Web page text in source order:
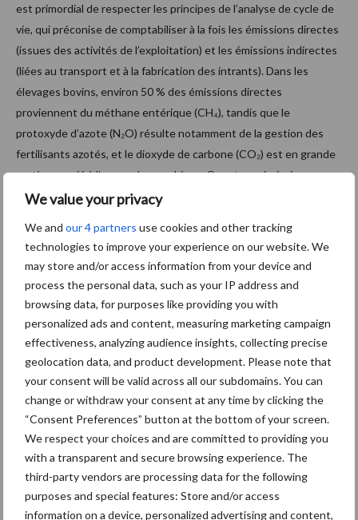
We value your privacy
We and our 4 partners use cookies and other tracking
technologies to improve your experience on our website. We
may store and/or access information from your device and
process the personal data, such as your IP address and
browsing data, for purposes like providing you with
personalized ads and content, measuring marketing campaign
effectiveness, analyzing audience insights, collecting precise
geolocation data, and product development. Please note that
your consent will be valid across all our subdomains. You can
change or withdraw your consent at any time by clicking the
“Consent Preferences” button at the bottom of your screen.
We respect your choices and are committed to providing you
with a transparent and secure browsing experience. The
third-party vendors are processing data for the following
purposes and special features: Store and/or access
information on a device, personalized advertising and content,
est primordial de respecter les principes de l’analyse de cycle de
vie, qui préconise de comptabiliser à la fois les émissions directes
(issues des activités de l’exploitation) et les émissions indirectes
(liées au transport et à la fabrication des intrants). Dans les
élevages bovins, environ 50 % des émissions directes
proviennent du méthane entérique (CH₄), tandis que le
protoxyde d’azote (N₂O) résulte notamment de la gestion des
fertilisants azotés, et le dioxyde de carbone (CO₂) est en grande
partie associé à l’usage des machines. Quant aux émissions
indirectes, elles représentent en moyenne 20 % des émissions
En Wallonie, l’outil DECiDE, développé par le CRA-W, est utilisé
pour évaluer le bilan carbone des exploitations agricoles et
analyser leur durabilité à travers des indicateurs
environnementaux, économiques et sociaux. Accessible
gratuitement, il s’adresse aux exploitations bovines (lait et
viande), ovines (lait et viande), de grandes cultures et mixtes,
région.
Une alimentation moins méthanogène
L’alimentation a-t-elle une influence sur la production de
méthane chez le taurillon Blanc Bleu Belge en engraissement ?
C’est la question que s’est posée une équipe de chercheurs.